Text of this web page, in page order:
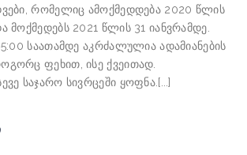
რომელიც ამოქმედდება 2020 წლის
მოქმედებს 2021 წლის 31 იანვრამდე.
საათამდე აკრძალულია ადამიანების
ფეხით, ისე ქვეითად.
საჯარო სივრცეში ყოფნა.[...]